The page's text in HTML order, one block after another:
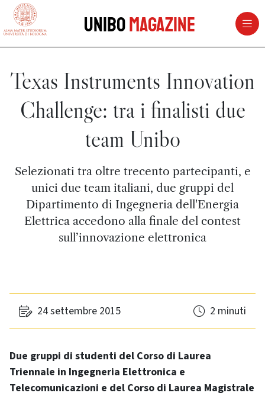
vai al contenuto della pagina
UniboMagazine
Texas Instruments Innovation
Challenge: tra i finalisti due
team Unibo
Selezionati tra oltre trecento partecipanti, e
unici due team italiani, due gruppi del
Dipartimento di Ingegneria dell'Energia
Elettrica accedono alla finale del contest
sull’innovazione elettronica
24 settembre 2015 2 minuti
Due gruppi di studenti del Corso di Laurea
Triennale in Ingegneria Elettronica e
Telecomunicazioni e del Corso di Laurea Magistrale